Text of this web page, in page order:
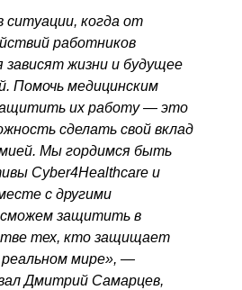
ситуации, когда от
работников
зависят жизни и будущее
Помочь медицинским
их работу — это
сделать свой вклад
Мы гордимся быть
Cyber4Healthcare и
с другими
защитить в
тех, кто защищает
реальном мире», —
Дмитрий Самарцев,